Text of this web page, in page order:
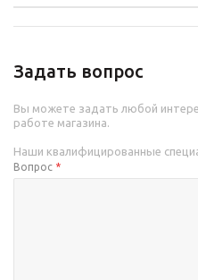
Задать вопрос
Вы можете задать любой
работе магазина.
Наши квалифицированные
Вопрос *